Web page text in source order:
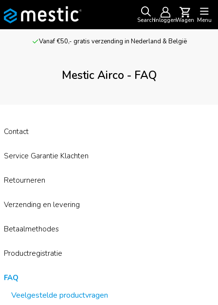
SearchInloggenWagen Menu
Vanaf €50,- gratis verzending in Nederland & België
Mestic Airco - FAQ
Contact
Service Garantie Klachten
Retourneren
Verzending en levering
Betaalmethodes
Productregistratie
FAQ
Veelgestelde productvragen